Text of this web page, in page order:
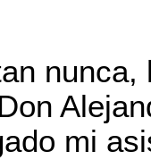
mi